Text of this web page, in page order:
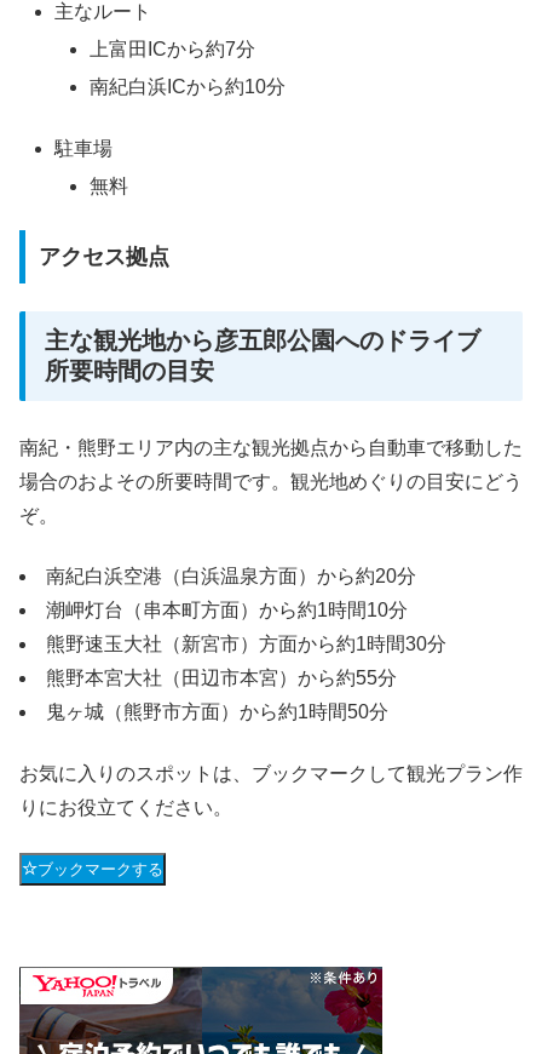
主なルート
上富田ICから約7分
南紀白浜ICから約10分
駐車場
無料
アクセス拠点
主な観光地から彦五郎公園へのドライブ
所要時間の目安
南紀・熊野エリア内の主な観光拠点から自動車で移動した
場合のおよその所要時間です。観光地めぐりの目安にどう
ぞ。
南紀白浜空港（白浜温泉方面）から約20分
潮岬灯台（串本町方面）から約1時間10分
熊野速玉大社（新宮市）方面から約1時間30分
熊野本宮大社（田辺市本宮）から約55分
鬼ヶ城（熊野市方面）から約1時間50分
お気に入りのスポットは、ブックマークして観光プラン作
りにお役立てください。
ブックマークする